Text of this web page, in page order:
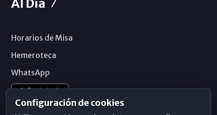
Al Día
Horarios de Misa
Hemeroteca
WhatsApp
Configuración de cookies